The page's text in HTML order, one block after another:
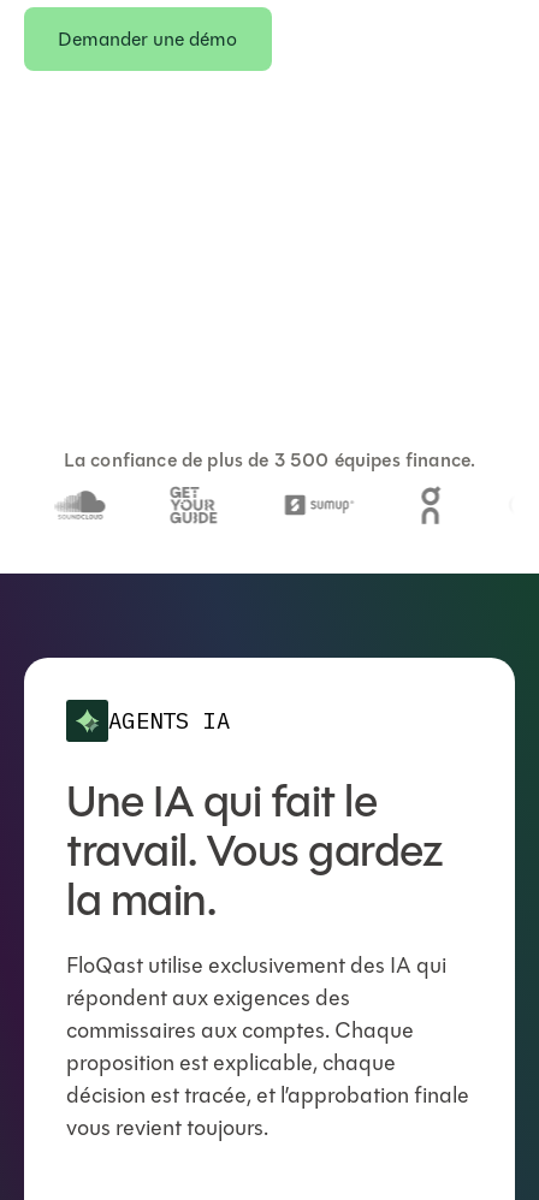
Demander une démo
La confiance de plus de 3 500 équipes finance.
AGENTS IA
Une IA qui fait le
travail. Vous gardez
la main.
FloQast utilise exclusivement des IA qui
répondent aux exigences des
commissaires aux comptes. Chaque
proposition est explicable, chaque
décision est tracée, et l’approbation finale
vous revient toujours.